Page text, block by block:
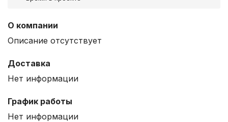
О компании
Описание отсутствует
Доставка
Нет информации
График работы
Нет информации